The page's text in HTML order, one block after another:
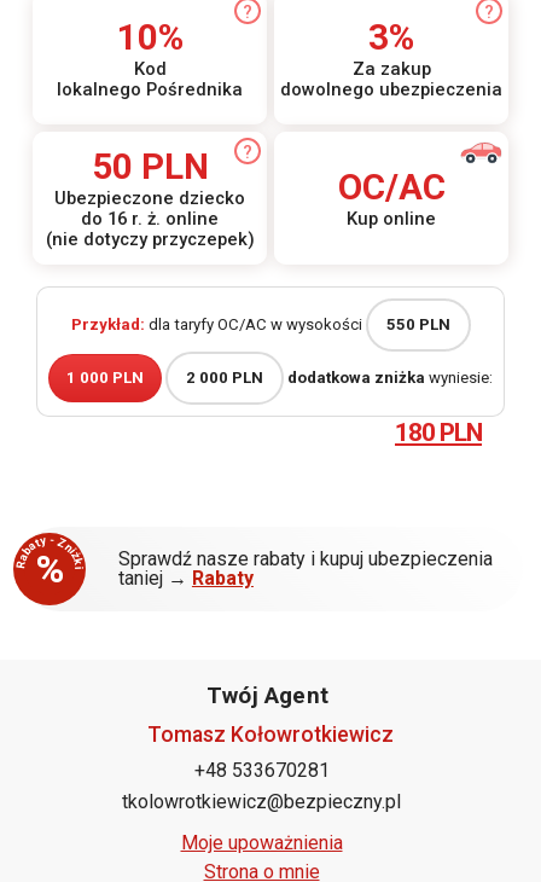
10%
Kod
lokalnego Pośrednika
?
3%
Za zakup
dowolnego ubezpieczenia
?
50 PLN
Ubezpieczone dziecko
do 16 r. ż. online
(nie dotyczy przyczepek)
?
OC/AC
Kup online
Przykład: dla taryfy OC/AC w wysokości 550 PLN
1 000 PLN 2 000 PLN dodatkowa zniżka wyniesie:
180 PLN
%
Rabaty - Zniżki
Sprawdź nasze rabaty i kupuj ubezpieczenia
taniej → Rabaty
Twój Agent
Tomasz Kołowrotkiewicz
+48 533670281
tkolowrotkiewicz@bezpieczny.pl
Moje upoważnienia
Strona o mnie